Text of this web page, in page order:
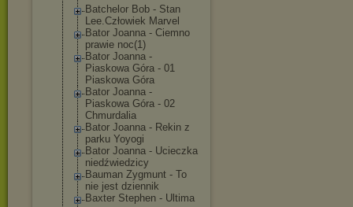
Batchelor Bob - Stan
Lee.Człowiek Marvel
Bator Joanna - Ciemno
prawie noc(1)
Bator Joanna -
Piaskowa Góra - 01
Piaskowa Góra
Bator Joanna -
Piaskowa Góra - 02
Chmurdalia
Bator Joanna - Rekin z
parku Yoyogi
Bator Joanna - Ucieczka
niedźwiedzicy
Bauman Zygmunt - To
nie jest dziennik
Baxter Stephen - Ultima